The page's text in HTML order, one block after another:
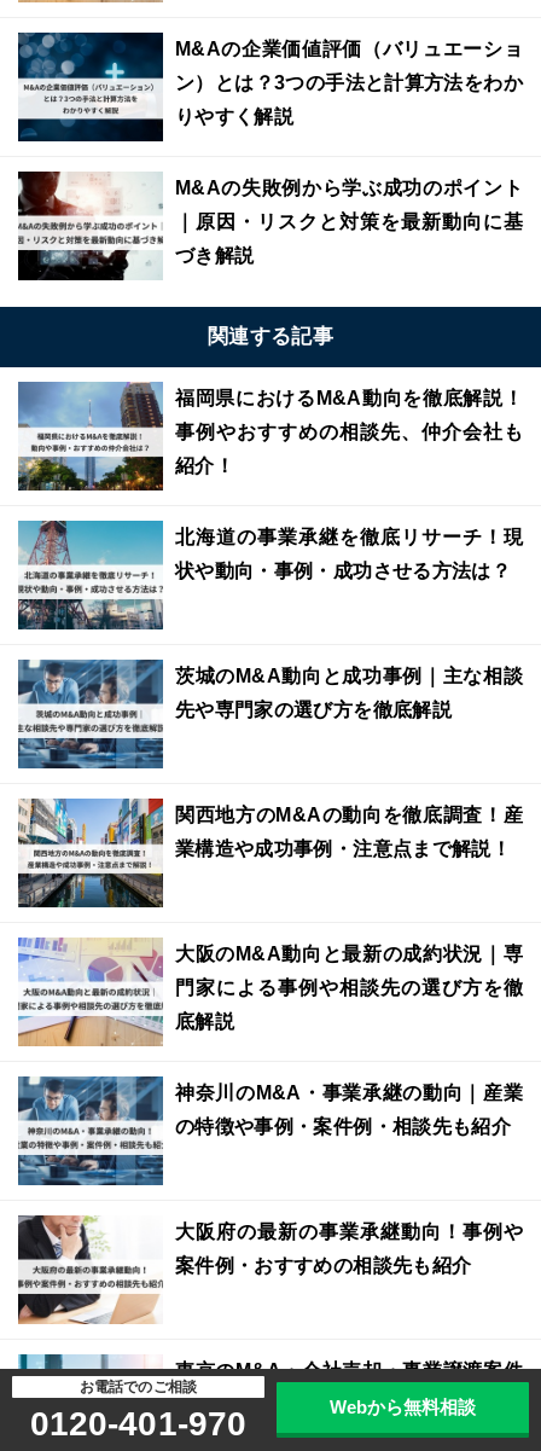
M&Aの企業価値評価（バリュエーショ
ン）とは？3つの手法と計算方法をわか
りやすく解説
M&Aの失敗例から学ぶ成功のポイント
｜原因・リスクと対策を最新動向に基
づき解説
関連する記事
福岡県におけるM&A動向を徹底解説！
事例やおすすめの相談先、仲介会社も
紹介！
北海道の事業承継を徹底リサーチ！現
状や動向・事例・成功させる方法は？
茨城のM&A動向と成功事例｜主な相談
先や専門家の選び方を徹底解説
関西地方のM&Aの動向を徹底調査！産
業構造や成功事例・注意点まで解説！
大阪のM&A動向と最新の成約状況｜専
門家による事例や相談先の選び方を徹
底解説
神奈川のM&A・事業承継の動向｜産業
の特徴や事例・案件例・相談先も紹介
大阪府の最新の事業承継動向！事例や
案件例・おすすめの相談先も紹介
東京のM&A・会社売却・事業譲渡案件
一覧｜最新の市場動向とおすすめの相
談先を解説
お電話でのご相談
0120-401-970 Webから無料相談